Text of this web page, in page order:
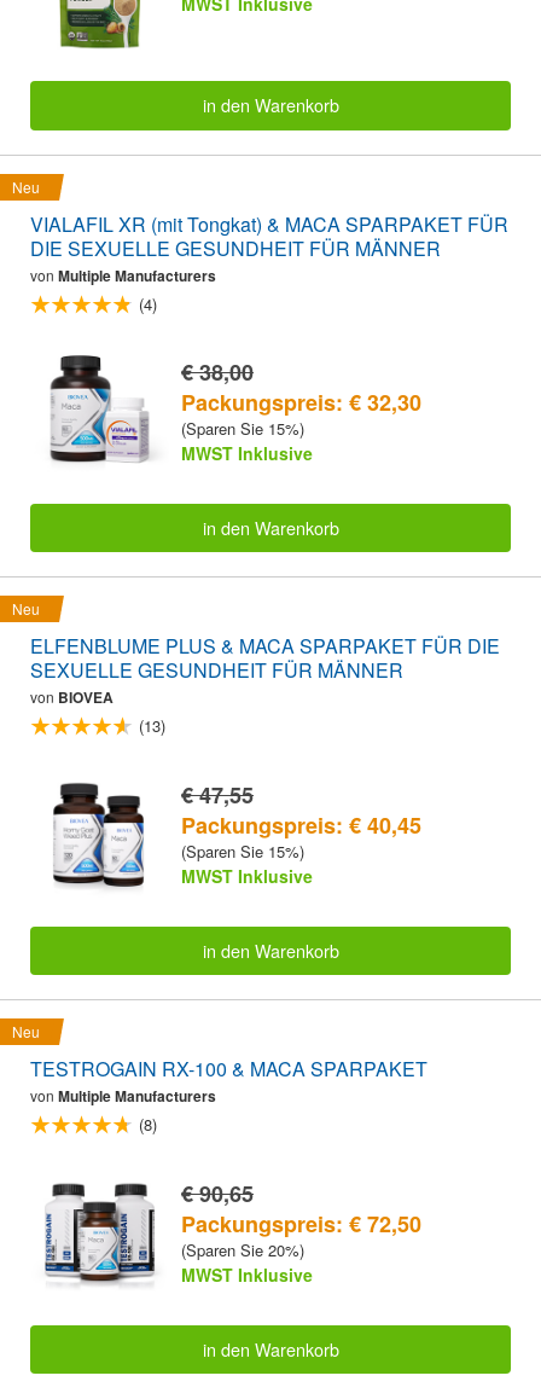
in den Warenkorb
Neu
VIALAFIL XR (mit Tongkat) & MACA SPARPAKET FÜR
DIE SEXUELLE GESUNDHEIT FÜR MÄNNER
von Multiple Manufacturers
(4)
€ 38,00
Packungspreis: € 32,30
(Sparen Sie 15%)
MWST Inklusive
in den Warenkorb
Neu
ELFENBLUME PLUS & MACA SPARPAKET FÜR DIE
SEXUELLE GESUNDHEIT FÜR MÄNNER
von BIOVEA
(13)
€ 47,55
Packungspreis: € 40,45
(Sparen Sie 15%)
MWST Inklusive
in den Warenkorb
Neu
TESTROGAIN RX-100 & MACA SPARPAKET
von Multiple Manufacturers
(8)
€ 90,65
Packungspreis: € 72,50
(Sparen Sie 20%)
MWST Inklusive
in den Warenkorb